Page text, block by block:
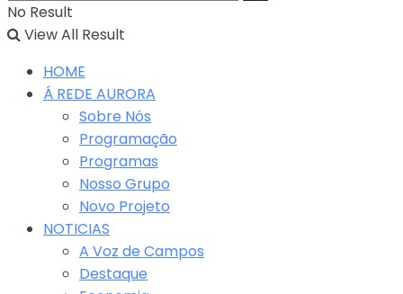
No Result
View All Result
HOME
Á REDE AURORA
Sobre Nós
Programação
Programas
Nosso Grupo
Novo Projeto
NOTICIAS
A Voz de Campos
Destaque